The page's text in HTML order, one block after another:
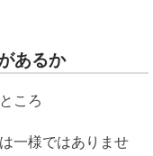
あるか
ころ
一様ではありませ